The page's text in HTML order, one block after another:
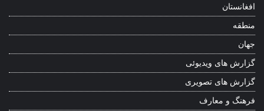
افغانستان
منطقه
جهان
گزارش های ویدیوئی
گزارش های تصویری
فرهنگ و معارف